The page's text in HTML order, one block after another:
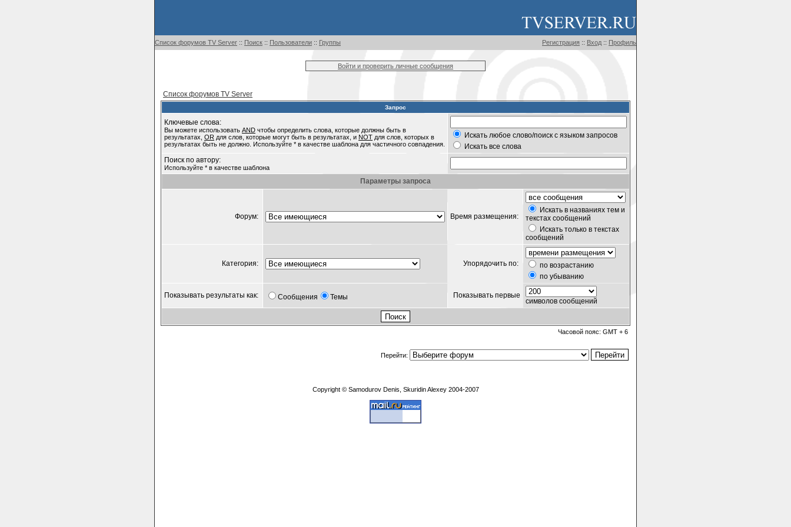
Список форумов TV Server :: Поиск :: Пользователи :: Группы Регистрация :: Вход :: Профиль
Войти и проверить личные сообщения
Список форумов TV Server
Запрос
Ключевые слова:
Вы можете использовать AND чтобы определить слова, которые должны быть в
результатах, OR для слов, которые могут быть в результатах, и NOT для слов, которых в
результатах быть не должно. Используйте * в качестве шаблона для частичного совпадения.
Искать любое слово/поиск с языком запросов
Искать все слова
Поиск по автору:
Используйте * в качестве шаблона
Параметры запроса
Форум: Время размещения:
Искать в названиях тем и
текстах сообщений
Искать только в текстах
сообщений
Категория: Упорядочить по:
по возрастанию
по убыванию
Показывать результаты как: Сообщения Темы Показывать первые
символов сообщений
Часовой пояс: GMT + 6
Перейти:
Copyright © Samodurov Denis, Skuridin Alexey 2004-2007